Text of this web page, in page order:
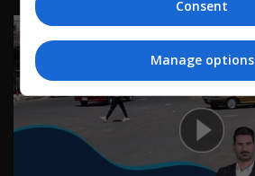
Consent
Manage options